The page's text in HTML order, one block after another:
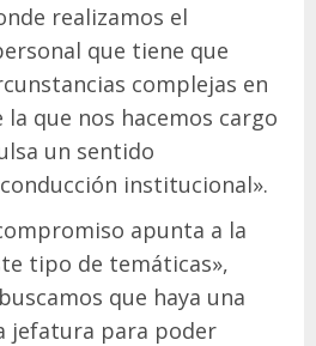
realizamos el
que tiene que
complejas en
la que nos hacemos cargo
un sentido
institucional».
apunta a la
tipo de temáticas»,
que haya una
jefatura para poder